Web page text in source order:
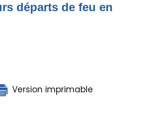
départs de feu en
Version imprimable